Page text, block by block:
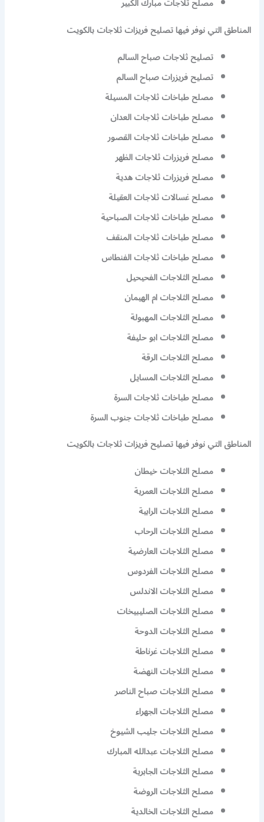
المناطق التي نوفر فيها تصليح فريزات ثلاجات بالكويت
تصليح ثلاجات صباح السالم
تصليح فريزرات صباح السالم
مصلح طباخات ثلاجات المسيلة
مصلح طباخات ثلاجات العدان
مصلح طباخات ثلاجات القصور
مصلح فريزرات ثلاجات الظهر
مصلح فريزرات ثلاجات هدية
مصلح غسالات ثلاجات العقيلة
مصلح طباخات ثلاجات الصباحية
مصلح طباخات ثلاجات المنقف
مصلح طباخات ثلاجات الفنطاس
مصلح الثلاجات الفحيحيل
مصلح الثلاجات ام الهيمان
مصلح الثلاجات المهبولة
مصلح الثلاجات ابو حليفة
مصلح الثلاجات الرقة
مصلح الثلاجات المسايل
مصلح طباخات ثلاجات السرة
مصلح طباخات ثلاجات جنوب السرة
المناطق التي نوفر فيها تصليح فريزات ثلاجات بالكويت
مصلح الثلاجات خيطان
مصلح الثلاجات العمرية
مصلح الثلاجات الرابية
مصلح الثلاجات الرحاب
مصلح الثلاجات العارضية
مصلح الثلاجات الفردوس
مصلح الثلاجات الاندلس
مصلح الثلاجات الصليبيخات
مصلح الثلاجات الدوحة
مصلح الثلاجات غرناطة
مصلح الثلاجات النهضة
مصلح الثلاجات صباح الناصر
مصلح الثلاجات الجهراء
مصلح الثلاجات جليب الشيوخ
مصلح الثلاجات عبدالله المبارك
مصلح الثلاجات الجابرية
مصلح الثلاجات الروضة
مصلح الثلاجات الخالدية